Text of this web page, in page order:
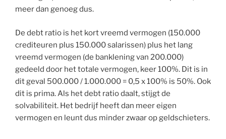
meer dan genoeg dus.
De debt ratio is het kort vreemd vermogen (150.000
crediteuren plus 150.000 salarissen) plus het lang
vreemd vermogen (de banklening van 200.000)
gedeeld door het totale vermogen, keer 100%. Dit is in
dit geval 500.000 / 1.000.000 = 0,5 x 100% is 50%. Ook
dit is prima. Als het debt ratio daalt, stijgt de
solvabiliteit. Het bedrijf heeft dan meer eigen
vermogen en leunt dus minder zwaar op geldschieters.